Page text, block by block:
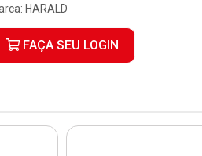
HARALD
FAÇA SEU LOGIN